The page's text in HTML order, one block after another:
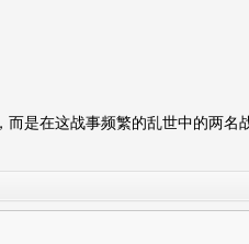
是在这战事频繁的乱世中的两名